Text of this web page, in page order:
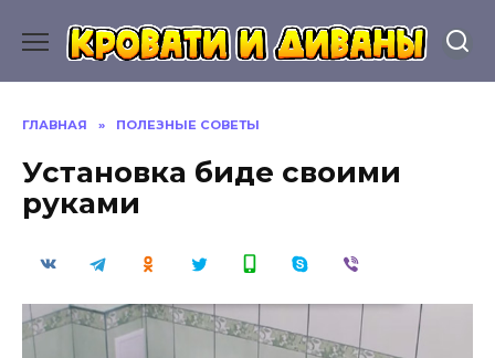
содержанию
ГЛАВНАЯ » ПОЛЕЗНЫЕ СОВЕТЫ
Установка биде своими
руками